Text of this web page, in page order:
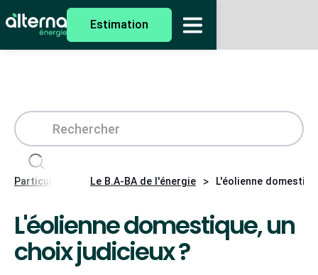
Estimation
Particuliers Le B.A-BA de l'énergie > L'éolienne
L'éolienne domestique, un
choix judicieux ?